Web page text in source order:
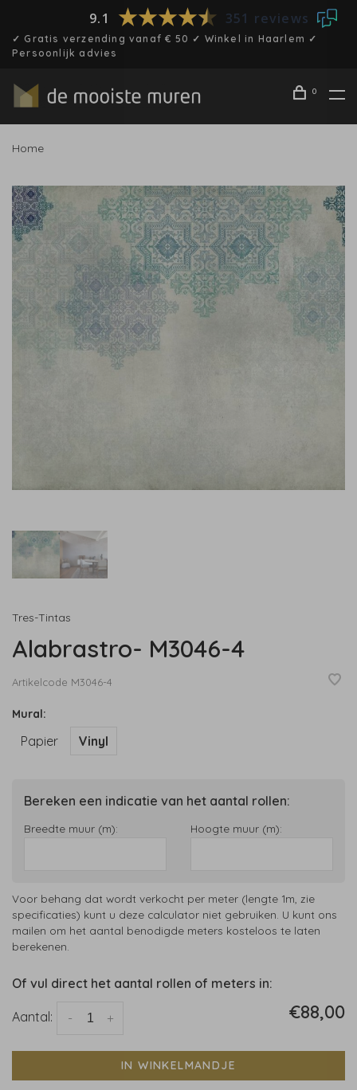
9.1 351 reviews
✓ Gratis verzending vanaf € 50 ✓ Winkel in Haarlem ✓
Persoonlijk advies
0
Home
Tres-Tintas
Alabrastro- M3046-4
Artikelcode M3046-4
Mural:
Papier Vinyl
Bereken een indicatie van het aantal rollen:
Breedte muur (m): Hoogte muur (m):
Voor behang dat wordt verkocht per meter (lengte 1m, zie
specificaties) kunt u deze calculator niet gebruiken. U kunt ons
mailen om het aantal benodigde meters kosteloos te laten
berekenen.
Of vul direct het aantal rollen of meters in:
Aantal: +
- €88,00
IN WINKELMANDJE